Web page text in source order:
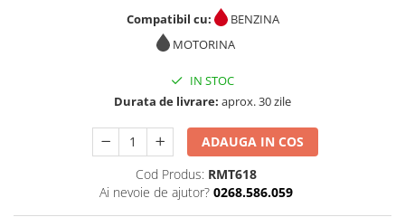
Compatibil cu:
BENZINA
MOTORINA
IN STOC
Durata de livrare: aprox. 30 zile
ADAUGA IN COS
Cod Produs: RMT618
Ai nevoie de ajutor? 0268.586.059